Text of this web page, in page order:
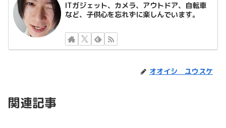
ITガジェット、カメラ、アウトドア、自転車
など、子供心を忘れずに楽しんでいます。
オオイシ ユウスケ
関連記事